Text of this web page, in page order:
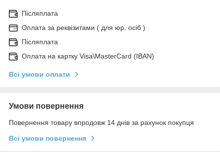
Післяплата
Оплата за реквізитами ( для юр. осіб )
Післяплата
Оплата на картку Visa\MasterCard (IBAN)
Всі умови оплати
Умови повернення
Повернення товару впродовж 14 днів за рахунок покупця
Всі умови повернення